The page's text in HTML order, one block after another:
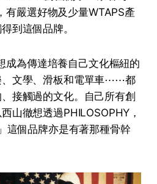
有嚴選好物及少量WTAPS產
到這個品牌。
成為傳達培養自己文化樞紐的
、文學、滑板和電單車⋯⋯都
接觸過的文化。自己所有創
山徹想透過PHILOSOPHY，
這個品牌亦是有著那種骨幹